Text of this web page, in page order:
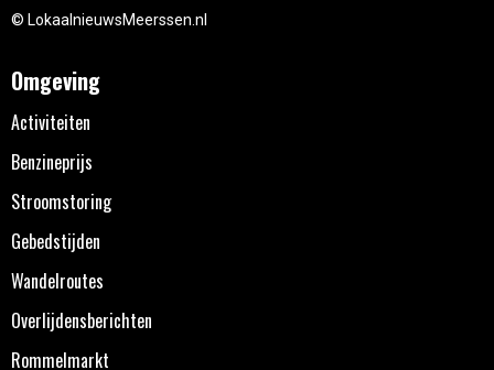
© LokaalnieuwsMeerssen.nl
Omgeving
Activiteiten
Benzineprijs
Stroomstoring
Gebedstijden
Wandelroutes
Overlijdensberichten
Rommelmarkt